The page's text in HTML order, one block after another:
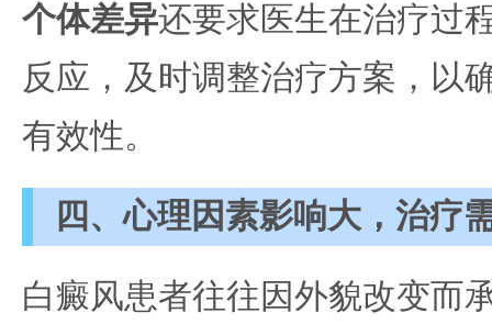
个体差异还要求医生在治疗过
反应，及时调整治疗方案，以
有效性。
四、心理因素影响大，治疗
白癜风患者往往因外貌改变而